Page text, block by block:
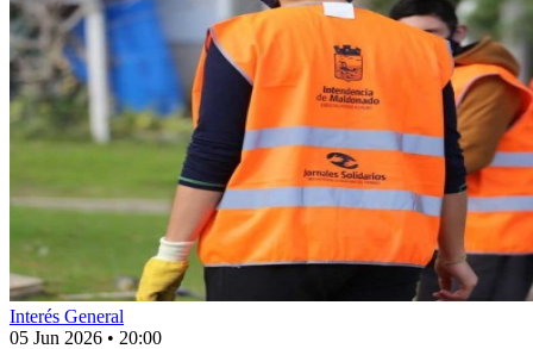
Interés General
05 Jun 2026 • 20:00